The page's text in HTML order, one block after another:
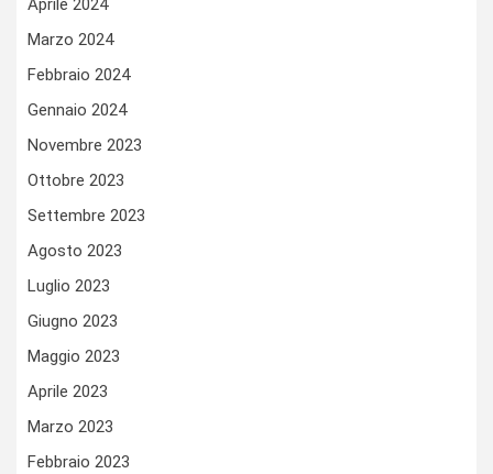
Aprile 2024
Marzo 2024
Febbraio 2024
Gennaio 2024
Novembre 2023
Ottobre 2023
Settembre 2023
Agosto 2023
Luglio 2023
Giugno 2023
Maggio 2023
Aprile 2023
Marzo 2023
Febbraio 2023